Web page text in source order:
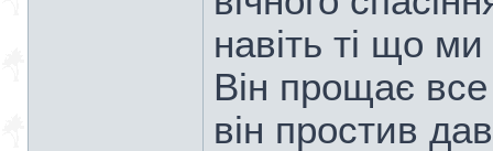
навіть ті що
Він прощає
він простив